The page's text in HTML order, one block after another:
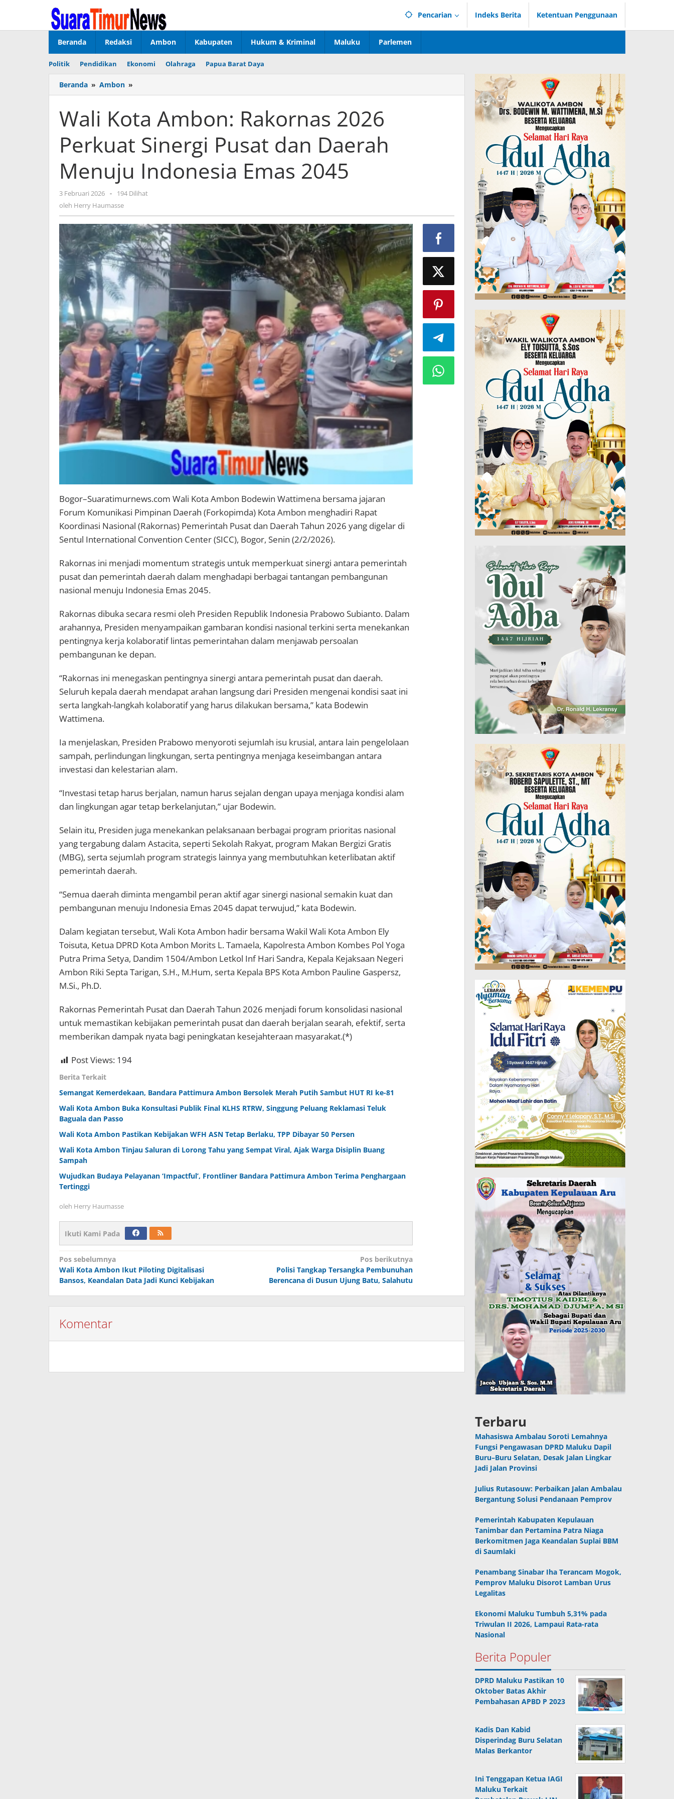
Pencarian Indeks Berita Ketentuan Penggunaan
Beranda Redaksi Ambon Kabupaten Hukum & Kriminal Maluku Parlemen
Politik Pendidikan Ekonomi Olahraga Papua Barat Daya
Beranda » Ambon »
Kota
Rakornas
2026
Perkuat
Sinergi
Daerah
Menuju
2045
Wali Kota Ambon: Rakornas 2026
Perkuat Sinergi Pusat dan Daerah
Menuju Indonesia Emas 2045
3 Februari 2026 oleh
Herry
-
194 Dilihat
oleh Herry Haumasse
Bogor–Suaratimurnews.com Wali Kota Ambon Bodewin Wattimena bersama jajaran
Forum Komunikasi Pimpinan Daerah (Forkopimda) Kota Ambon menghadiri Rapat
Koordinasi Nasional (Rakornas) Pemerintah Pusat dan Daerah Tahun 2026 yang digelar di
Sentul International Convention Center (SICC), Bogor, Senin (2/2/2026).
Rakornas ini menjadi momentum strategis untuk memperkuat sinergi antara pemerintah
pusat dan pemerintah daerah dalam menghadapi berbagai tantangan pembangunan
nasional menuju Indonesia Emas 2045.
Rakornas dibuka secara resmi oleh Presiden Republik Indonesia Prabowo Subianto. Dalam
arahannya, Presiden menyampaikan gambaran kondisi nasional terkini serta menekankan
pentingnya kerja kolaboratif lintas pemerintahan dalam menjawab persoalan
pembangunan ke depan.
“Rakornas ini menegaskan pentingnya sinergi antara pemerintah pusat dan daerah.
Seluruh kepala daerah mendapat arahan langsung dari Presiden mengenai kondisi saat ini
serta langkah-langkah kolaboratif yang harus dilakukan bersama,” kata Bodewin
Wattimena.
Ia menjelaskan, Presiden Prabowo menyoroti sejumlah isu krusial, antara lain pengelolaan
sampah, perlindungan lingkungan, serta pentingnya menjaga keseimbangan antara
investasi dan kelestarian alam.
“Investasi tetap harus berjalan, namun harus sejalan dengan upaya menjaga kondisi alam
dan lingkungan agar tetap berkelanjutan,” ujar Bodewin.
Selain itu, Presiden juga menekankan pelaksanaan berbagai program prioritas nasional
yang tergabung dalam Astacita, seperti Sekolah Rakyat, program Makan Bergizi Gratis
(MBG), serta sejumlah program strategis lainnya yang membutuhkan keterlibatan aktif
pemerintah daerah.
“Semua daerah diminta mengambil peran aktif agar sinergi nasional semakin kuat dan
pembangunan menuju Indonesia Emas 2045 dapat terwujud,” kata Bodewin.
Dalam kegiatan tersebut, Wali Kota Ambon hadir bersama Wakil Wali Kota Ambon Ely
Toisuta, Ketua DPRD Kota Ambon Morits L. Tamaela, Kapolresta Ambon Kombes Pol Yoga
Putra Prima Setya, Dandim 1504/Ambon Letkol Inf Hari Sandra, Kepala Kejaksaan Negeri
Ambon Riki Septa Tarigan, S.H., M.Hum, serta Kepala BPS Kota Ambon Pauline Gaspersz,
M.Si., Ph.D.
Rakornas Pemerintah Pusat dan Daerah Tahun 2026 menjadi forum konsolidasi nasional
untuk memastikan kebijakan pemerintah pusat dan daerah berjalan searah, efektif, serta
memberikan dampak nyata bagi peningkatan kesejahteraan masyarakat.(*)
Post Views: 194
Berita Terkait
Semangat Kemerdekaan, Bandara Pattimura Ambon Bersolek Merah Putih Sambut HUT RI ke-81
Wali Kota Ambon Buka Konsultasi Publik Final KLHS RTRW, Singgung Peluang Reklamasi Teluk
Baguala dan Passo
Wali Kota Ambon Pastikan Kebijakan WFH ASN Tetap Berlaku, TPP Dibayar 50 Persen
Wali Kota Ambon Tinjau Saluran di Lorong Tahu yang Sempat Viral, Ajak Warga Disiplin Buang
Sampah
Wujudkan Budaya Pelayanan ‘Impactful’, Frontliner Bandara Pattimura Ambon Terima Penghargaan
Tertinggi
oleh Herry Haumasse
Ikuti Kami Pada
Navigasi
pos
Pos sebelumnya
Wali Kota Ambon Ikut Piloting Digitalisasi
Bansos, Keandalan Data Jadi Kunci Kebijakan
Pos berikutnya
Polisi Tangkap Tersangka Pembunuhan
Berencana di Dusun Ujung Batu, Salahutu
Komentar
Terbaru
Mahasiswa Ambalau Soroti Lemahnya
Fungsi Pengawasan DPRD Maluku Dapil
Buru–Buru Selatan, Desak Jalan Lingkar
Jadi Jalan Provinsi
Julius Rutasouw: Perbaikan Jalan Ambalau
Bergantung Solusi Pendanaan Pemprov
Pemerintah Kabupaten Kepulauan
Tanimbar dan Pertamina Patra Niaga
Berkomitmen Jaga Keandalan Suplai BBM
di Saumlaki
Penambang Sinabar Iha Terancam Mogok,
Pemprov Maluku Disorot Lamban Urus
Legalitas
Ekonomi Maluku Tumbuh 5,31% pada
Triwulan II 2026, Lampaui Rata-rata
Nasional
Berita Populer
DPRD Maluku Pastikan 10
Oktober Batas Akhir
Pembahasan APBD P 2023
Kadis Dan Kabid
Disperindag Buru Selatan
Malas Berkantor
Ini Tenggapan Ketua IAGI
Maluku Terkait